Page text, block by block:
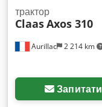
Aurillac 2 214 km
трактор
ClaasAxos 310
Запитати